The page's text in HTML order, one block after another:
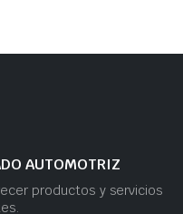
AUTOMOTRIZ
productos y servicios